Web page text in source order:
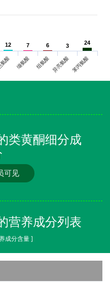
12
12 7
7 6
6 3
3 24
24
酸 缬氨酸 组氨酸 异亮氨酸苯丙氨酸
类黄酮细分成
可见
营养成分列表
成分含量 ]